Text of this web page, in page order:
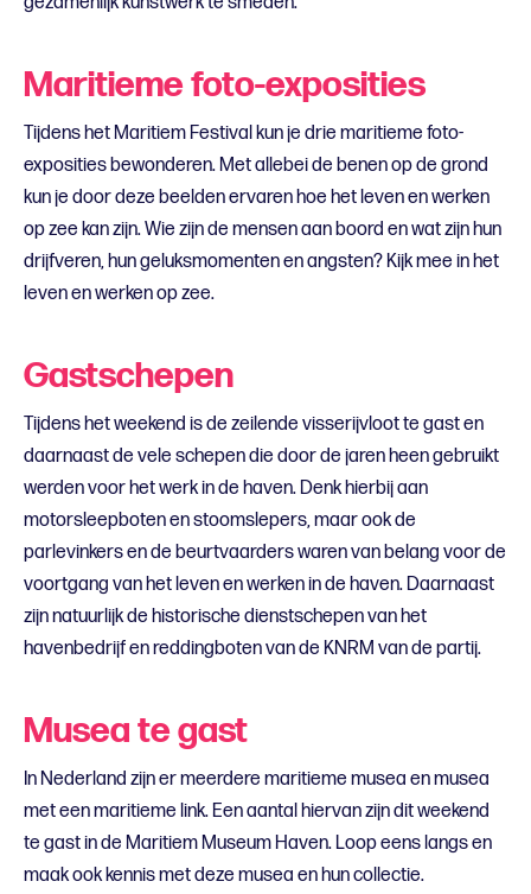
Maritieme foto-exposities
Tijdens het Maritiem Festival kun je drie maritieme foto-
exposities bewonderen. Met allebei de benen op de grond
kun je door deze beelden ervaren hoe het leven en werken
op zee kan zijn. Wie zijn de mensen aan boord en wat zijn hun
drijfveren, hun geluksmomenten en angsten? Kijk mee in het
leven en werken op zee.
Gastschepen
Tijdens het weekend is de zeilende visserijvloot te gast en
daarnaast de vele schepen die door de jaren heen gebruikt
werden voor het werk in de haven. Denk hierbij aan
motorsleepboten en stoomslepers, maar ook de
parlevinkers en de beurtvaarders waren van belang voor de
voortgang van het leven en werken in de haven. Daarnaast
zijn natuurlijk de historische dienstschepen van het
havenbedrijf en reddingboten van de KNRM van de partij.
Musea te gast
In Nederland zijn er meerdere maritieme musea en musea
met een maritieme link. Een aantal hiervan zijn dit weekend
te gast in de Maritiem Museum Haven. Loop eens langs en
maak ook kennis met deze musea en hun collectie.